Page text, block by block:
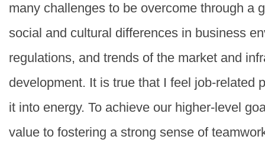
many challenges to be overcome through a
social and cultural differences in business
regulations, and trends of the market and
development. It is true that I feel job-related
it into energy. To achieve our higher-level
value to fostering a strong sense of